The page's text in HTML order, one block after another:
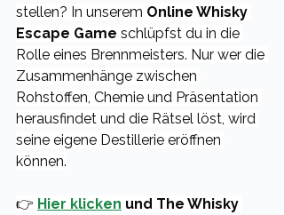
stellen? In unserem Online Whisky
Escape Game schlüpfst du in die
Rolle eines Brennmeisters. Nur wer die
Zusammenhänge zwischen
Rohstoffen, Chemie und Präsentation
herausfindet und die Rätsel löst, wird
seine eigene Destillerie eröffnen
können.
👉 Hier klicken und The Whisky